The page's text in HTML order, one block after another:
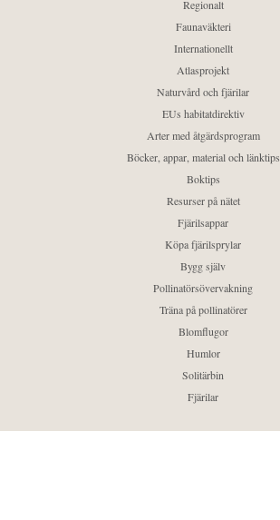
Regionalt
Faunaväkteri
Internationellt
Atlasprojekt
Naturvård och fjärilar
EUs habitatdirektiv
Arter med åtgärdsprogram
Böcker, appar, material och länktips
Boktips
Resurser på nätet
Fjärilsappar
Köpa fjärilsprylar
Bygg själv
Pollinatörsövervakning
Träna på pollinatörer
Blomflugor
Humlor
Solitärbin
Fjärilar